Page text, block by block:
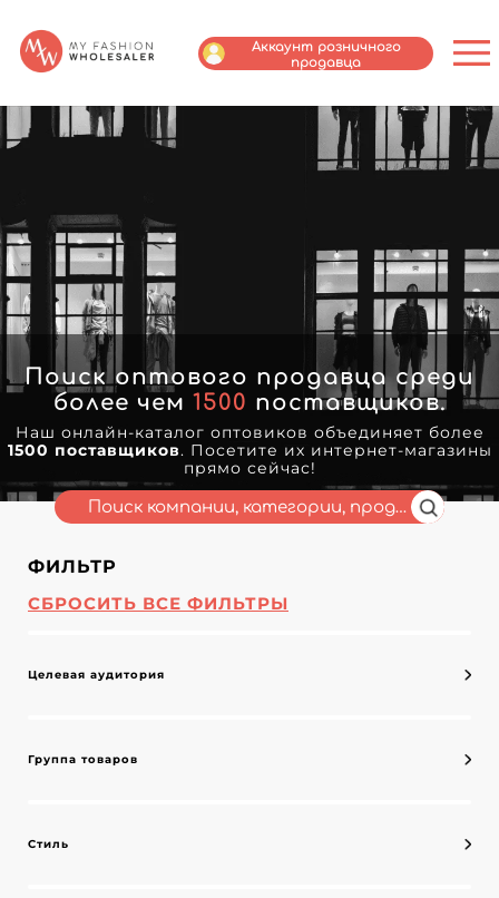
Аккаунт розничного
продавца
Поиск оптового продавца среди
более чем 1500 поставщиков.
Наш онлайн-каталог оптовиков объединяет более
1500 поставщиков. Посетите их интернет-магазины
прямо сейчас!
ФИЛЬТР
СБРОСИТЬ ВСЕ ФИЛЬТРЫ
Целевая аудитория
Группа товаров
Стиль